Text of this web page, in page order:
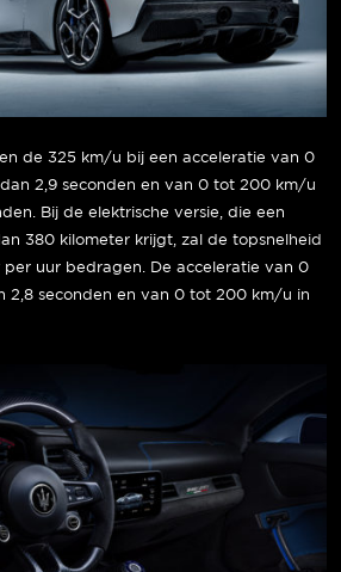
de 325 km/u bij een acceleratie van 0
2,9 seconden en van 0 tot 200 km/u
Bij de elektrische versie, die een
380 kilometer krijgt, zal de topsnelheid
per uur bedragen. De acceleratie van 0
2,8 seconden en van 0 tot 200 km/u in